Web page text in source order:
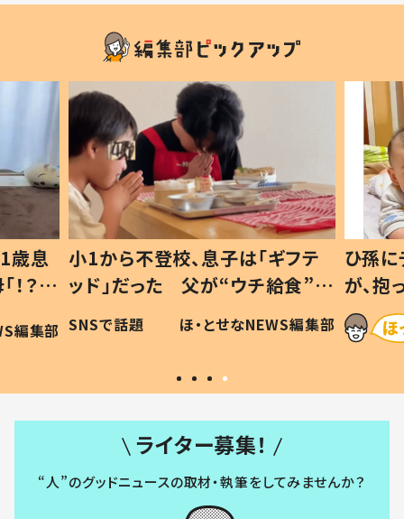
歳息
？」
編集部
小1から不登校、息子は「ギフテ
ッド」だった 父が“ウチ給食”を
作り続ける理由とは #令和の親
#令和の子
SNSで話題 ほ・とせなNEWS編集部
ひ孫
が、
「涙が
い」
ライター募集！
“人”のグッドニュースの取材・執筆をしてみませんか？